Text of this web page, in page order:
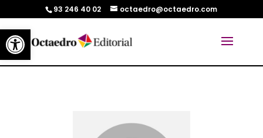
Abrir barra de herramientas
93 246 40 02 octaedro@octaedro.com